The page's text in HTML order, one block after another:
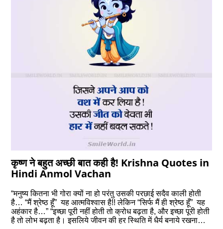
कृष्‍ण ने बहुत अच्छी बात कही है! Krishna Quotes in
Hindi Anmol Vachan
“मनुष्य कितना भी गोरा क्यों ना हो परंतु उसकी परछाई सदैव काली होती
है… “मैं श्रेष्ठ हूँ” यह आत्मविश्वास है!! लेकिन “सिर्फ मैं ही श्रेष्ठ हूँ” यह
अहंकार है…” “इच्छा पूरी नहीं होती तो क्रोध बढ़ता है, और इच्छा पूरी होती
है तो लोभ बढ़ता है। इसलिये जीवन की हर स्थिति में धैर्य बनाये रखना…